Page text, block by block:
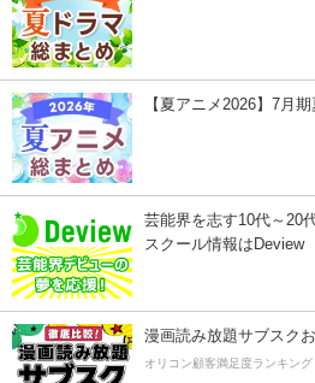
【夏アニメ2026】7月
芸能界を志す10代～20
スクール情報はDeview
漫画読み放題サブスク
オリコン顧客満足度ランキング